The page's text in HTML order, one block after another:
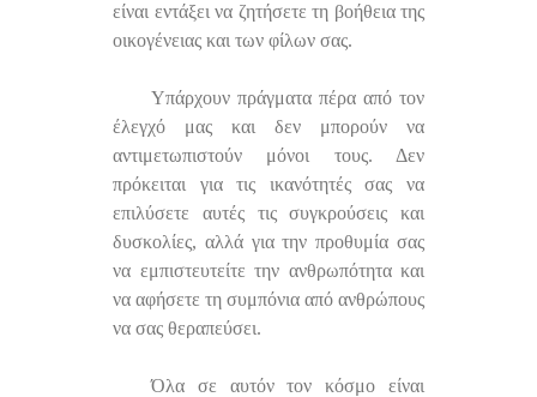
είναι εντάξει να ζητήσετε τη βοήθεια της
οικογένειας και των φίλων σας.
Υπάρχουν πράγματα πέρα ​​από τον
έλεγχό μας και δεν μπορούν να
αντιμετωπιστούν μόνοι τους. Δεν
πρόκειται για τις ικανότητές σας να
επιλύσετε αυτές τις συγκρούσεις και
δυσκολίες, αλλά για την προθυμία σας
να εμπιστευτείτε την ανθρωπότητα και
να αφήσετε τη συμπόνια από ανθρώπους
να σας θεραπεύσει.
Όλα σε αυτόν τον κόσμο είναι